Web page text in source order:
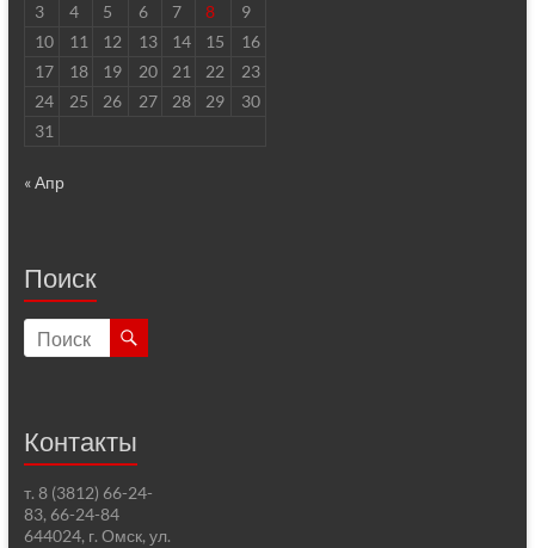
3
4 5 6 7 8
9
10
11 12 13 14 15
16
17
18 19 20 21 22
23
24
25 26 27 28 29
30
31
« Апр
Поиск
Контакты
т. 8 (3812) 66-24-
83, 66-24-84
644024, г. Омск, ул.